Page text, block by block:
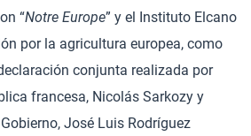
“Notre Europe” y el Instituto Elcano
por la agricultura europea, como
conjunta realizada por
francesa, Nicolás Sarkozy y
José Luis Rodríguez